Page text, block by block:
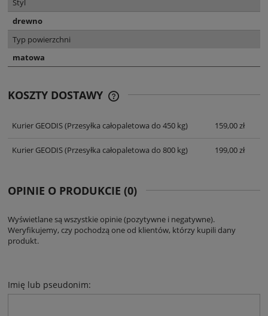
Styl
drewno
Typ powierzchni
matowa
KOSZTY DOSTAWY
Kurier GEODIS(Przesyłka całopaletowa do 450 kg) 159,00 zł
Kurier GEODIS(Przesyłka całopaletowa do 800 kg) 199,00 zł
OPINIE O PRODUKCIE (0)
Wyświetlane są wszystkie opinie (pozytywne i negatywne).
Weryfikujemy, czy pochodzą one od klientów, którzy kupili dany
produkt.
Imię lub pseudonim: